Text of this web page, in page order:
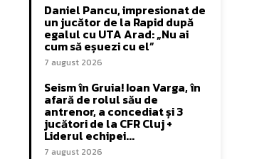
Daniel Pancu, impresionat de
un jucător de la Rapid după
egalul cu UTA Arad: „Nu ai
cum să eșuezi cu el”
7 august 2026
Seism în Gruia! Ioan Varga, în
afară de rolul său de
antrenor, a concediat și 3
jucători de la CFR Cluj +
Liderul echipei...
7 august 2026